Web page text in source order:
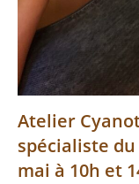
Atelier
spécialiste
mai à 10h et